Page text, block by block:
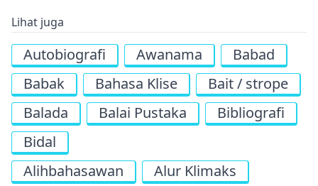
Lihat juga
Autobiografi Awanama
Babad
Babak
Bahasa Klise
Bait / strope
Balada
Balai Pustaka
Bibliografi
Bidal
Alihbahasawan
Alur Klimaks